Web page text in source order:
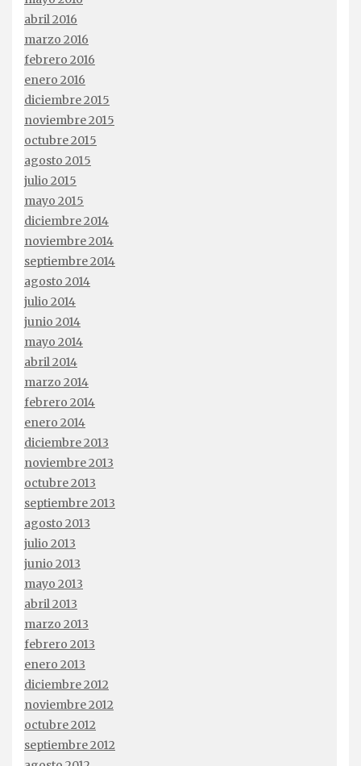
abril 2016
marzo 2016
febrero 2016
enero 2016
diciembre 2015
noviembre 2015
octubre 2015
agosto 2015
julio 2015
mayo 2015
diciembre 2014
noviembre 2014
septiembre 2014
agosto 2014
julio 2014
junio 2014
mayo 2014
abril 2014
marzo 2014
febrero 2014
enero 2014
diciembre 2013
noviembre 2013
octubre 2013
septiembre 2013
agosto 2013
julio 2013
junio 2013
mayo 2013
abril 2013
marzo 2013
febrero 2013
enero 2013
diciembre 2012
noviembre 2012
octubre 2012
septiembre 2012